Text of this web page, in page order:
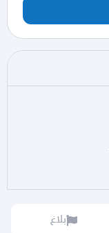
بلاغ